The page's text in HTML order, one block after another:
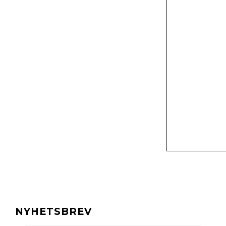
NYHETSBREV